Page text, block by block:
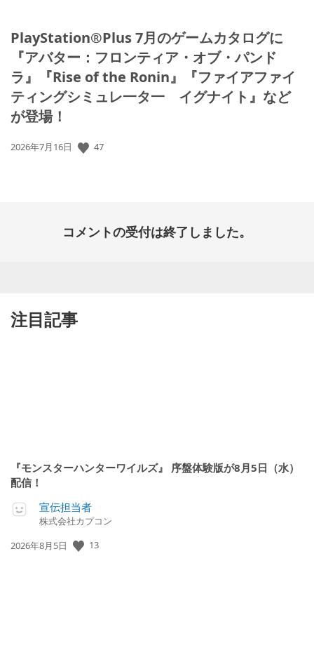
PlayStation®Plus 7月のゲームカタログに
『アバター：フロンティア・オブ・パンド
ラ』『Rise of the Ronin』『ファイアファイ
ティングシミュレ一タ一 イグナイト』など
が登場！
公
2026年7月16日 47
コメントの受付は終了しました。
注目記事
『モンスターハンターワイルズ』 序盤体験版が8月5日（水）
配信！
宣伝担当者
株式会社カプコン
公
2026年8月5日 13